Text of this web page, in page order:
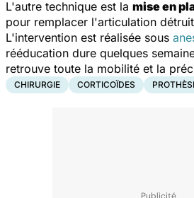
L'autre technique est la mise en
pour remplacer l'articulation
L'intervention est réalisée sous
rééducation dure quelques
retrouve toute la mobilité et la
CHIRURGIE CORTICOÏDES